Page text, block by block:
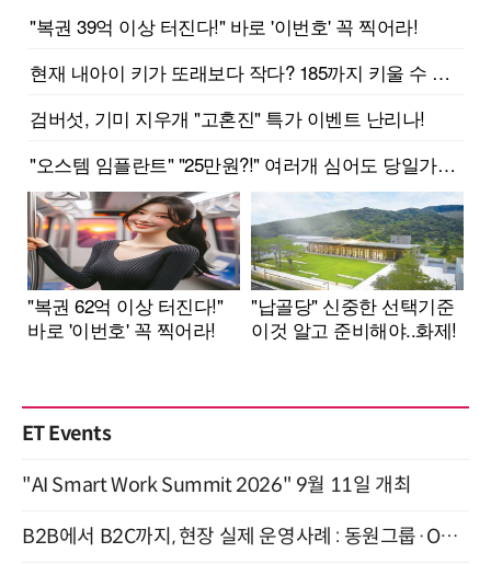
ET Events
"AI Smart Work Summit 2026" 9월 11일 개최
B2B에서 B2C까지, 현장 실제 운영사례 : 동원그룹·OCI·다이닝브랜즈그룹·당근 (8/27)